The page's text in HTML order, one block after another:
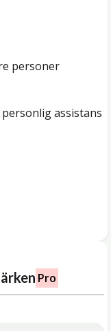
personer
assistans
Pro